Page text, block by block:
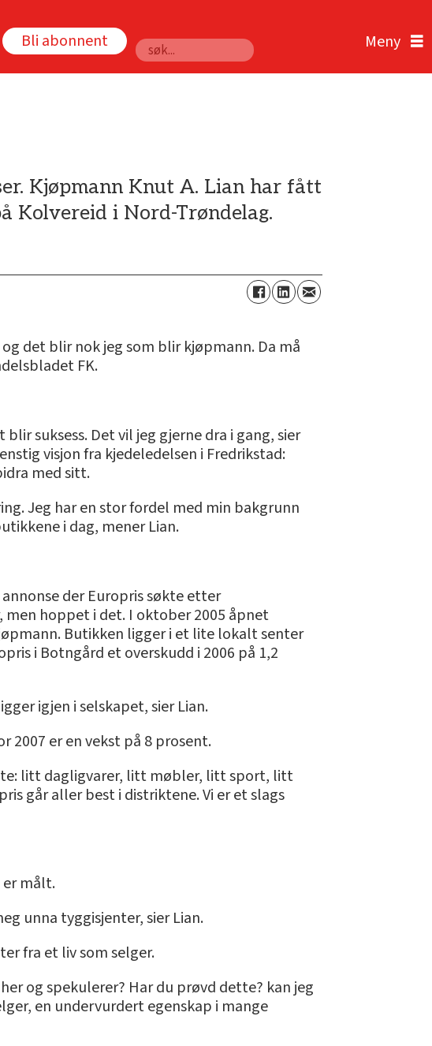
Bli abonnent
Søk
Kjøpmann Knut A. Lian har fått
Kolvereid i Nord-Trøndelag.
det blir nok jeg som blir kjøpmann. Da må
FK.
suksess. Det vil jeg gjerne dra i gang, sier
visjon fra kjedeledelsen i Fredrikstad:
med sitt.
Jeg har en stor fordel med min bakgrunn
i dag, mener Lian.
der Europris søkte etter
hoppet i det. I oktober 2005 åpnet
Butikken ligger i et lite lokalt senter
i Botngård et overskudd i 2006 på 1,2
igjen i selskapet, sier Lian.
er en vekst på 8 prosent.
litt dagligvarer, litt møbler, litt sport, litt
går aller best i distriktene. Vi er et slags
målt.
unna tyggisjenter, sier Lian.
fra et liv som selger.
og spekulerer? Har du prøvd dette? kan jeg
en undervurdert egenskap i mange